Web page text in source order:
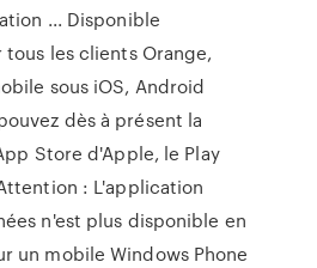
... Disponible
les clients Orange,
sous iOS, Android
dès à présent la
Store d'Apple, le Play
: L'application
n'est plus disponible en
un mobile Windows Phone